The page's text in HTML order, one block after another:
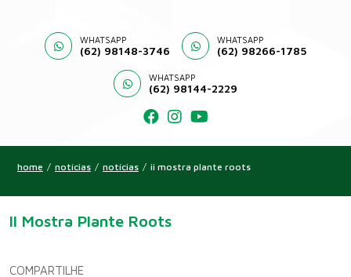
WHATSAPP
(62) 98148-3746
WHATSAPP
(62) 98266-1785
WHATSAPP
(62) 98144-2229
home / notícias / notícias / ii mostra plante roots
II Mostra Plante Roots
COMPARTILHE